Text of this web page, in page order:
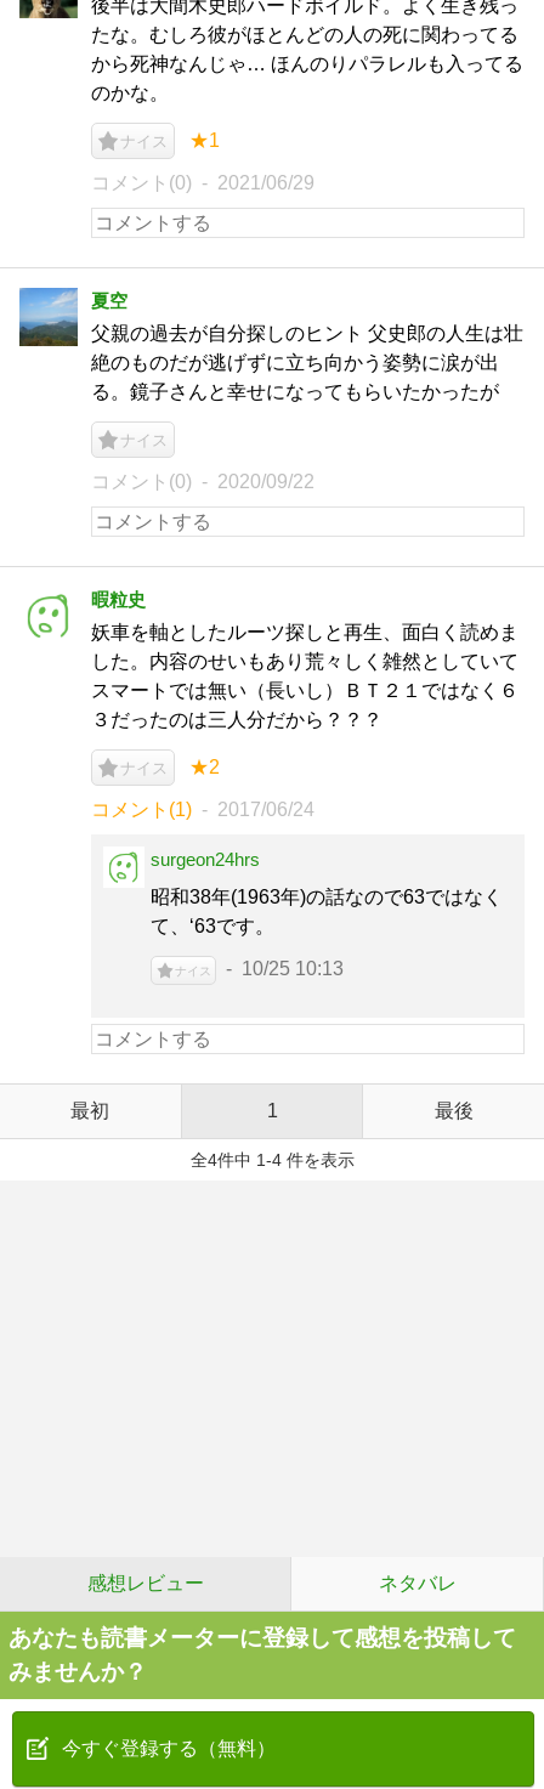
後半は大間木史郎ハードボイルド。よく生き残っ
たな。むしろ彼がほとんどの人の死に関わってる
から死神なんじゃ… ほんのりパラレルも入ってる
のかな。
ナイス ★1
コメント(0) 2021/06/29
夏空
父親の過去が自分探しのヒント 父史郎の人生は壮
絶のものだが逃げずに立ち向かう姿勢に涙が出
る。鏡子さんと幸せになってもらいたかったが
ナイス
コメント(0) 2020/09/22
暇粒史
妖車を軸としたルーツ探しと再生、面白く読めま
した。内容のせいもあり荒々しく雑然としていて
スマートでは無い（長いし）ＢＴ２１ではなく６
３だったのは三人分だから？？？
ナイス ★2
コメント(1) 2017/06/24
surgeon24hrs
昭和38年(1963年)の話なので63ではなく
て、‘63です。
ナイス 10/25 10:13
最初 1 最後
全4件中 1-4 件を表示
感想レビュー ネタバレ
あなたも読書メーターに登録して感想を投稿して
みませんか？
今すぐ登録する（無料）